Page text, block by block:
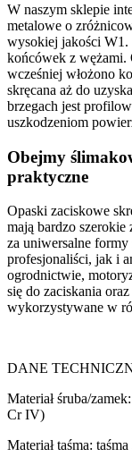
W naszym sklepie
metalowe o
wysokiej jakości W1.
końcówek z wężami.
wcześniej włożono
skręcana aż do
brzegach jest
uszkodzeniom
Obejmy
praktyczne
Opaski zaciskowe
mają bardzo szerokie
za uniwersalne
profesjonaliści, jak i
ogrodnictwie,
się do zaciskania
wykorzystywane w
DANE
Materiał śruba/
Cr IV)
Materiał taśma: